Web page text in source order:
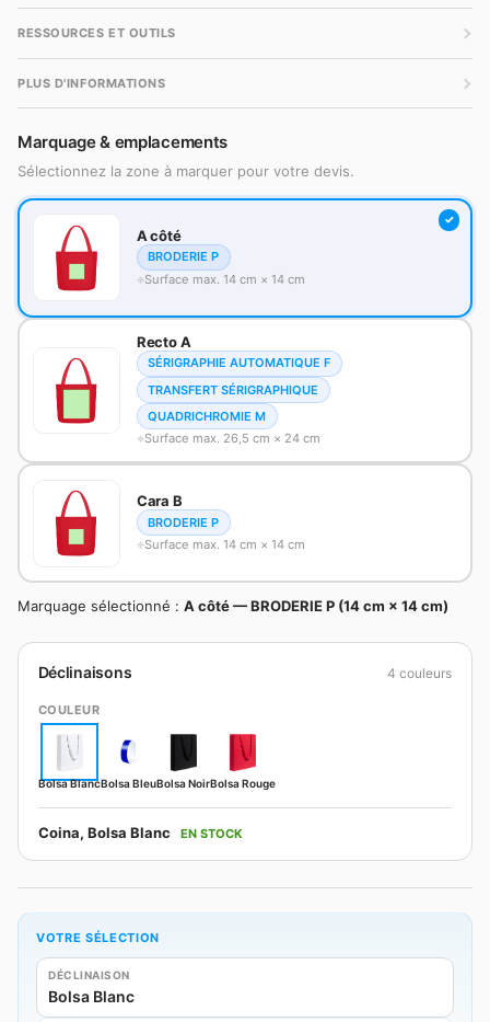
RESSOURCES ET OUTILS
PLUS D'INFORMATIONS
Marquage & emplacements
Sélectionnez la zone à marquer pour votre devis.
A côté
BRODERIE P
Surface max. 14 cm × 14 cm
Recto A
SÉRIGRAPHIE AUTOMATIQUE F
TRANSFERT SÉRIGRAPHIQUE
QUADRICHROMIE M
Surface max. 26,5 cm × 24 cm
Cara B
BRODERIE P
Surface max. 14 cm × 14 cm
Marquage sélectionné : A côté — BRODERIE P (14 cm × 14 cm)
Déclinaisons 4 couleurs
COULEUR
Bolsa BlancBolsa BleuBolsa NoirBolsa Rouge
Coina, Bolsa Blanc EN STOCK
VOTRE SÉLECTION
DÉCLINAISON
Bolsa Blanc